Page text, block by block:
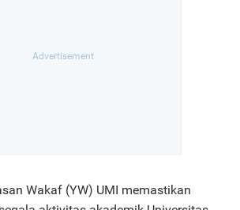
Wakaf (YW) UMI memastikan